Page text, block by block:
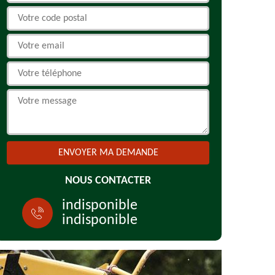
NOUS CONTACTER
indisponible
indisponible